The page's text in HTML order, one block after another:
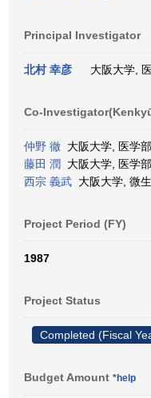
Principal Investigator
北村 幸彦 大阪大学,
Co-
仲野 徹 大阪大学, 医学
藤田 潤 大阪大学, 医学
西宗 義武 大阪大学, 微
Project Period (FY)
1987
Project Status
Completed (Fiscal
Budget Amount *help